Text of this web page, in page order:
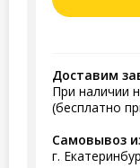
Доставим
При наличии
(бесплатно
Самовывоз
г.